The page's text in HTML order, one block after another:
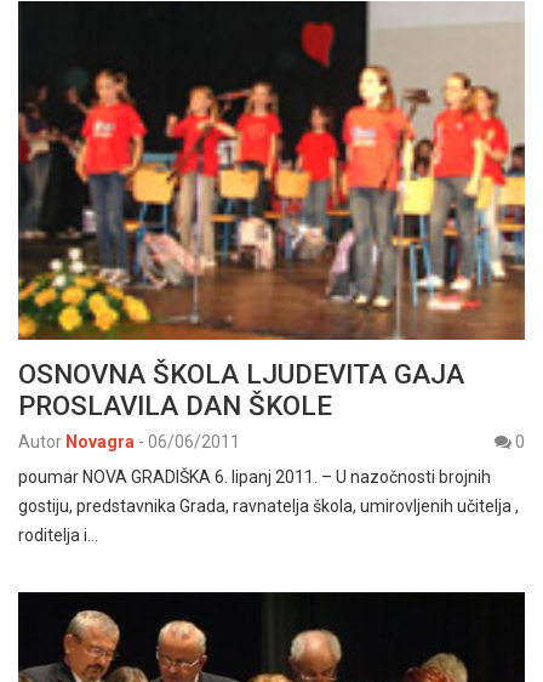
OSNOVNA ŠKOLA LJUDEVITA GAJA
PROSLAVILA DAN ŠKOLE
Autor Novagra - 06/06/2011
0
poumar NOVA GRADIŠKA 6. lipanj 2011. – U nazočnosti brojnih
gostiju, predstavnika Grada, ravnatelja škola, umirovljenih učitelja ,
roditelja i…